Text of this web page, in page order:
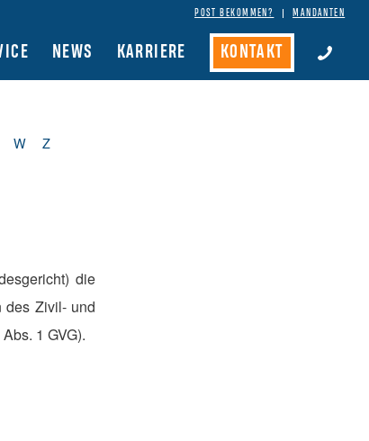
POST BEKOMMEN? MANDANTEN
NEWS KARRIERE KONTAKT
W Z
die
des Zivil- und
1 GVG).